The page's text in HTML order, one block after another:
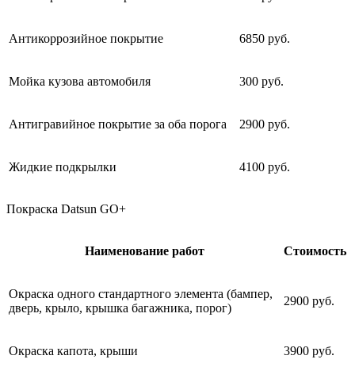
Антикоррозийное покрытие 6850 руб.
Мойка кузова автомобиля 300 руб.
Антигравийное покрытие за оба порога 2900 руб.
Жидкие подкрылки 4100 руб.
Покраска Datsun GO+
Наименование работ Стоимость
Окраска одного стандартного элемента (бампер,
дверь, крыло, крышка багажника, порог)
2900 руб.
Окраска капота, крыши 3900 руб.